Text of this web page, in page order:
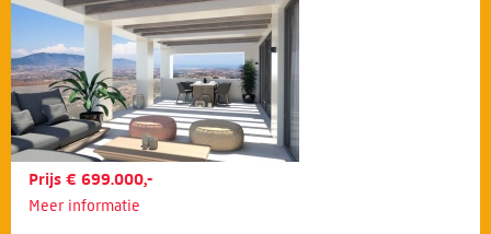
Prijs € 699.000,-
Meer informatie